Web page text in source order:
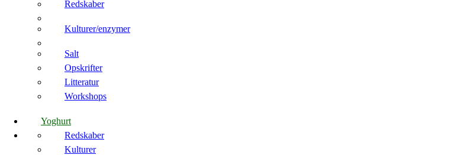
Redskaber
Kulturer/enzymer
Salt
Opskrifter
Litteratur
Workshops
Yoghurt
Redskaber
Kulturer